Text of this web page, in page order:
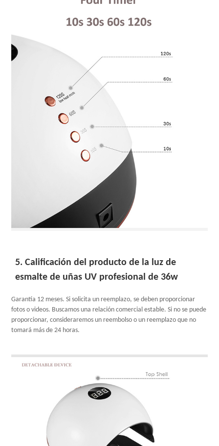
5. Calificación del producto de la luz de
esmalte de uñas UV profesional de 36w
Garantía 12 meses. Si solicita un reemplazo, se deben proporcionar
fotos o videos. Buscamos una relación comercial estable. Si no se puede
proporcionar, consideraremos un reembolso o un reemplazo que no
tomará más de 24 horas.